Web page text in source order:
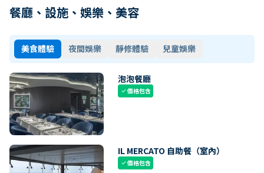
餐廳、設施、娛樂、美容
美食體驗 夜間娛樂 靜修體驗 兒童娛樂
泡泡餐廳
check價格包含
IL MERCATO 自助餐（室內）
check價格包含